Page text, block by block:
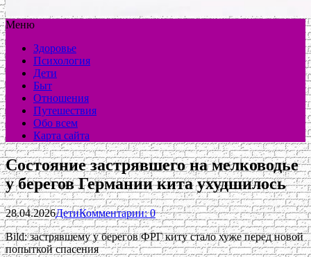
Меню
Здоровье
Психология
Дети
Быт
Отношения
Путешествия
Обо всем
Карта сайта
Состояние застрявшего на мелководье
у берегов Германии кита ухудшилось
28.04.2026ДетиКомментарии: 0
Bild: застрявшему у берегов ФРГ киту стало хуже перед новой
попыткой спасения